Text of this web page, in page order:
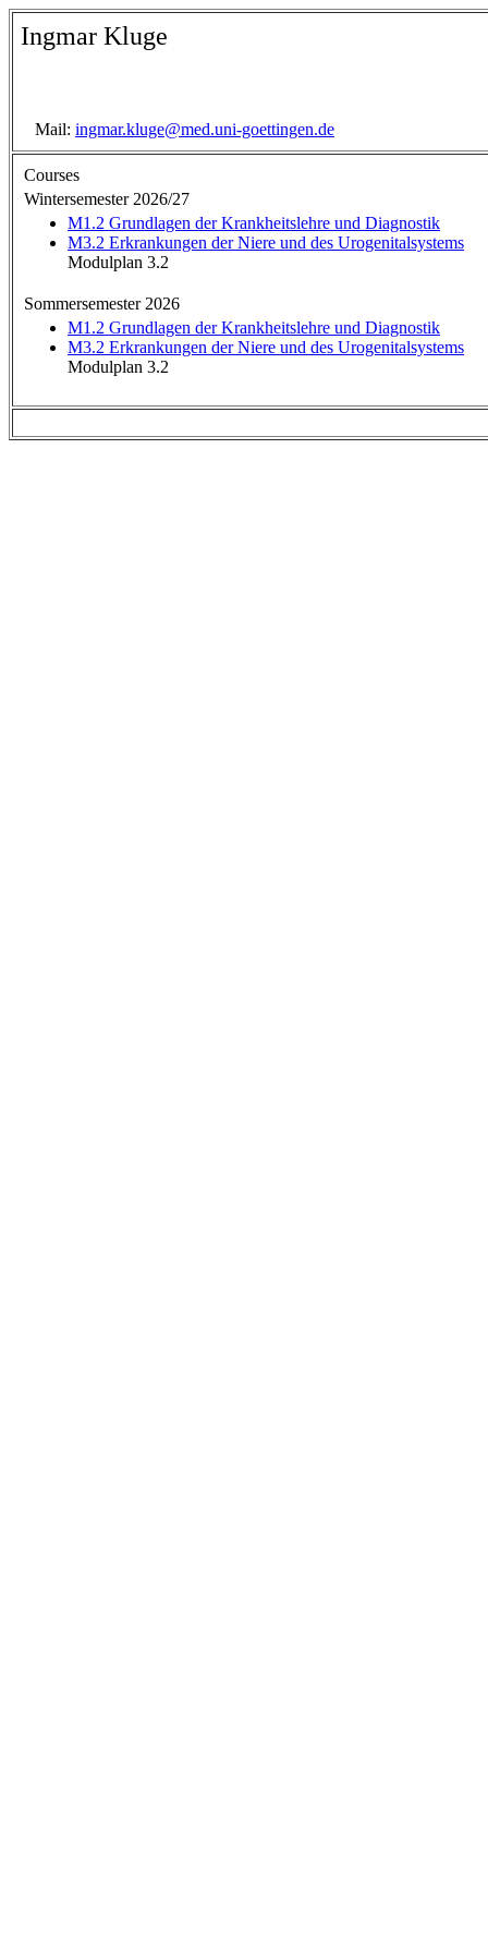
Ingmar Kluge
Mail: ingmar.kluge@med.uni-goettingen.de
Courses
Wintersemester 2026/27
M1.2 Grundlagen der Krankheitslehre und Diagnostik
M3.2 Erkrankungen der Niere und des Urogenitalsystems
Modulplan 3.2
Sommersemester 2026
M1.2 Grundlagen der Krankheitslehre und Diagnostik
M3.2 Erkrankungen der Niere und des Urogenitalsystems
Modulplan 3.2